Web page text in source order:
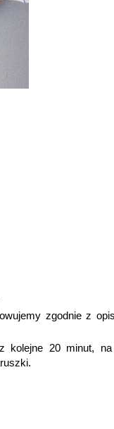
zgodnie z
kolejne 20 minut,